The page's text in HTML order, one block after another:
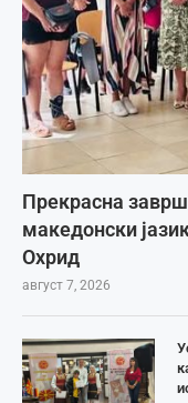
Прекрасна
македонски
Охрид
август 7, 2026